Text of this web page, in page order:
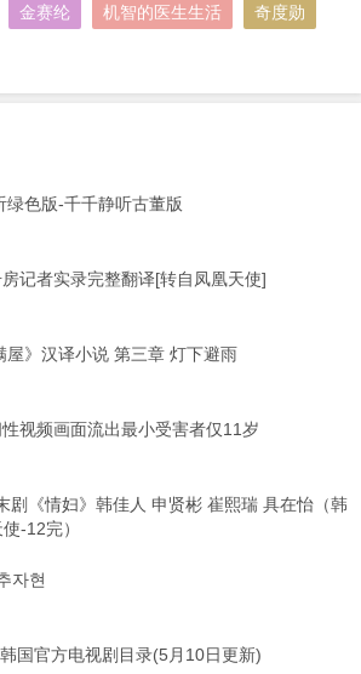
金赛纶 机智的医生生活 奇度勋
绿色版-千千静听古董版
记者实录完整翻译[转自凤凰天使]
屋》汉译小说 第三章 灯下避雨
视频画面流出最小受害者仅11岁
剧《情妇》韩佳人 申贤彬 崔熙瑞 具在怡（韩
-12完）
자현
国官方电视剧目录(5月10日更新)